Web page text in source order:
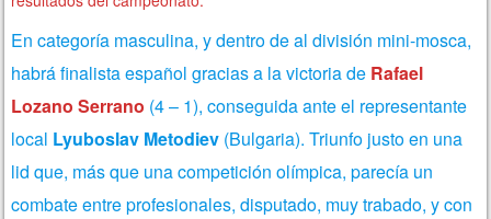
En categoría masculina, y dentro de al división mini-mosca,
habrá finalista español gracias a la victoria de Rafael
Lozano Serrano (4 – 1), conseguida ante el representante
local Lyuboslav Metodiev (Bulgaria). Triunfo justo en una
lid que, más que una competición olímpica, parecía un
combate entre profesionales, disputado, muy trabado, y con